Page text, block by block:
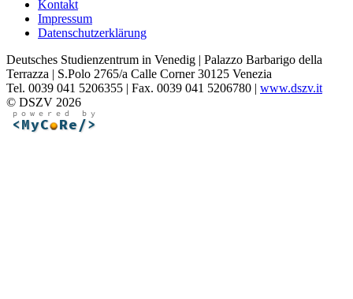
Kontakt
Impressum
Datenschutzerklärung
Deutsches Studienzentrum in Venedig | Palazzo Barbarigo della
Terrazza | S.Polo 2765/a Calle Corner 30125 Venezia
Tel. 0039 041 5206355 | Fax. 0039 041 5206780 | www.dszv.it
© DSZV 2026